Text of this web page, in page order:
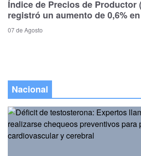
Índice de Precios de Productor
registró un aumento de 0,6%
07 de Agosto
Nacional